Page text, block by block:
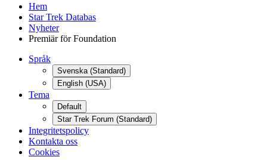
Hem
Star Trek Databas
Nyheter
Premiär för Foundation
Språk
Svenska (Standard)
English (USA)
Tema
Default
Star Trek Forum (Standard)
Integritetspolicy
Kontakta oss
Cookies